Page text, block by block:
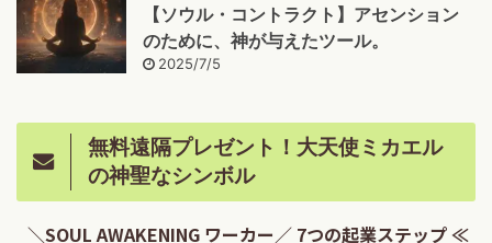
【ソウル・コントラクト】アセンション
のために、神が与えたツール。
2025/7/5
無料遠隔プレゼント！大天使ミカエル
の神聖なシンボル
＼SOUL AWAKENING ワーカー／ 7つの起業ステップ ≪